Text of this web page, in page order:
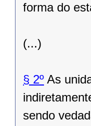
forma do
(...)
§ 2º As
sendo